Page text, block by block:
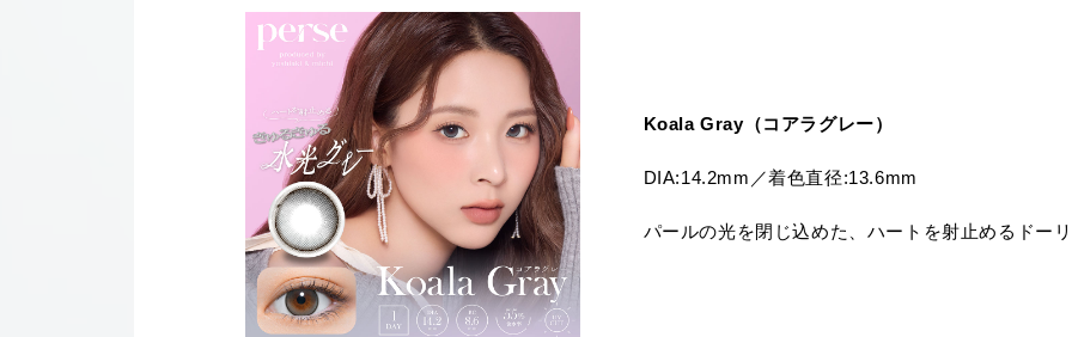
Koala Gray（コアラグレー）
DIA:14.2mm／着色直径:13.6mm
パールの光を閉じ込めた、ハートを射止めるドーリ